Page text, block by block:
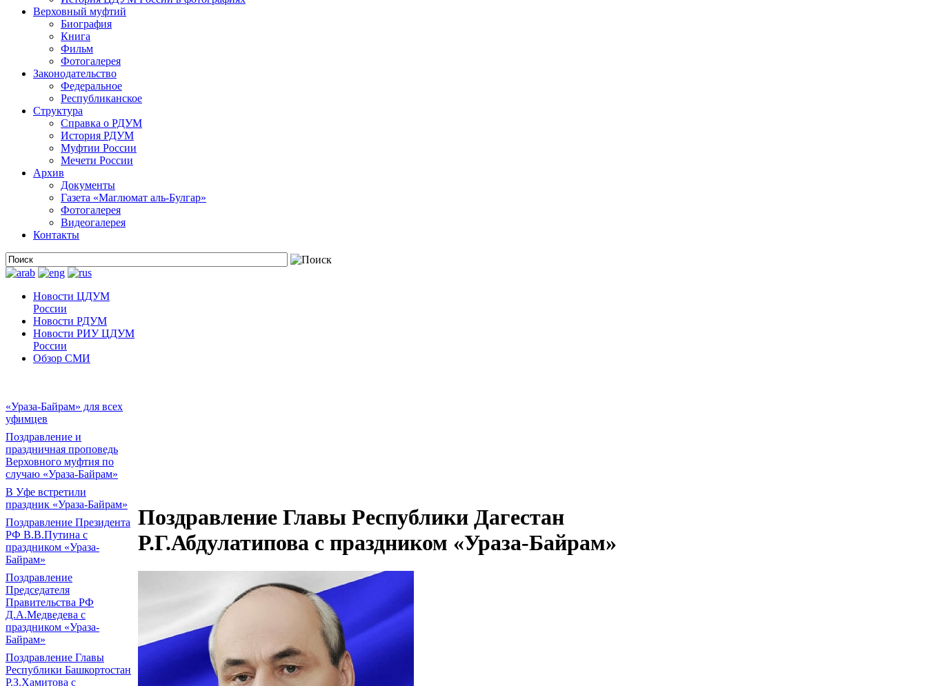
Верховный муфтий
Биография
Книга
Фильм
Фотогалерея
Законодательство
Федеральное
Республиканское
Структура
Справка о РДУМ
История РДУМ
Муфтии России
Мечети России
Архив
Документы
Газета «Маглюмат аль-Булгар»
Фотогалерея
Видеогалерея
Контакты
Новости ЦДУМ
России
Новости РДУМ
Новости РИУ ЦДУМ
России
Обзор СМИ
«Ураза-Байрам» для всех
уфимцев
Поздравление и
праздничная проповедь
Верховного муфтия по
случаю «Ураза-Байрам»
В Уфе встретили
праздник «Ураза-Байрам»
Поздравление Президента
РФ В.В.Путина с
праздником «Ураза-
Байрам»
Поздравление
Председателя
Правительства РФ
Д.А.Медведева с
праздником «Ураза-
Байрам»
Поздравление Главы
Республики Башкортостан
Р.З.Хамитова с
Поздравление Главы Республики Дагестан
Р.Г.Абдулатипова с праздником «Ураза-Байрам»